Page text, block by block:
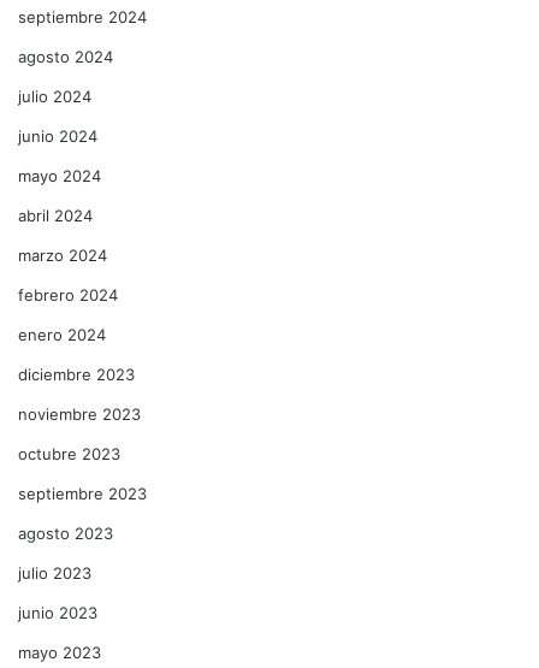
septiembre 2024
agosto 2024
julio 2024
junio 2024
mayo 2024
abril 2024
marzo 2024
febrero 2024
enero 2024
diciembre 2023
noviembre 2023
octubre 2023
septiembre 2023
agosto 2023
julio 2023
junio 2023
mayo 2023